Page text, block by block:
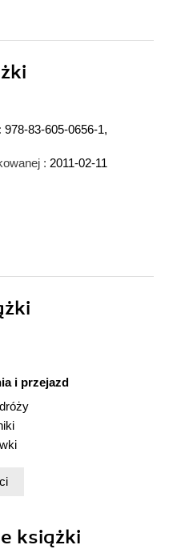
978-83-605-0656-1,
: 2011-02-11
i przejazd
książki